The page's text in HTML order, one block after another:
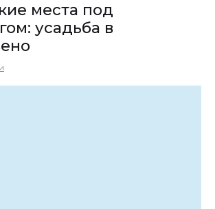
места под
усадьба в